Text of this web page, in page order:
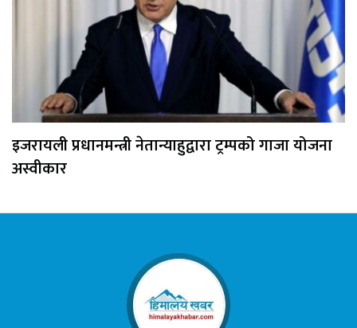
इजरायली प्रधानमन्त्री नेतान्याहुद्वारा ट्रम्पको गाजा योजना
अस्वीकार